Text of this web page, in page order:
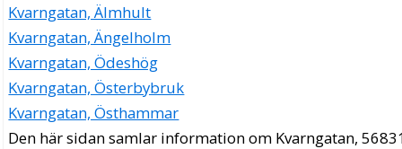
Kvarngatan, Älmhult
Kvarngatan, Ängelholm
Kvarngatan, Ödeshög
Kvarngatan, Österbybruk
Kvarngatan, Östhammar
Den här sidan samlar information om Kvarngatan,